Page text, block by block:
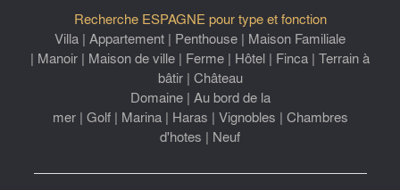
Recherche ESPAGNE pour type et fonction
Villa | Appartement | Penthouse | Maison Familiale
| Manoir | Maison de ville | Ferme | Hôtel | Finca | Terrain à
bâtir| Château
Domaine| Au bord de la
mer| Golf| Marina| Haras | Vignobles | Chambres
d'hotes | Neuf